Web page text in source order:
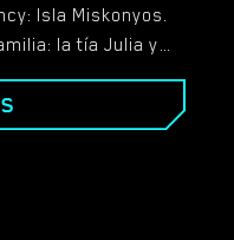
Isla Miskonyos.
la tía Julia y
nos
sorpresas y
mujeres